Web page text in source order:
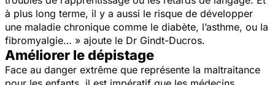
à plus long terme, il y a aussi le risque de développer
une maladie chronique comme le diabète, l’asthme, ou la
fibromyalgie… » ajoute le Dr Gindt-Ducros.
Améliorer le dépistage
Face au danger extrême que représente la maltraitance